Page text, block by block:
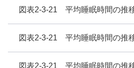
図表2-3-21 平均睡眠時間の推
図表2-3-21 平均睡眠時間の推
図表2-3-21 平均睡眠時間の推